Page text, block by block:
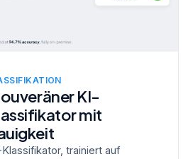
KI-
mit
trainiert auf